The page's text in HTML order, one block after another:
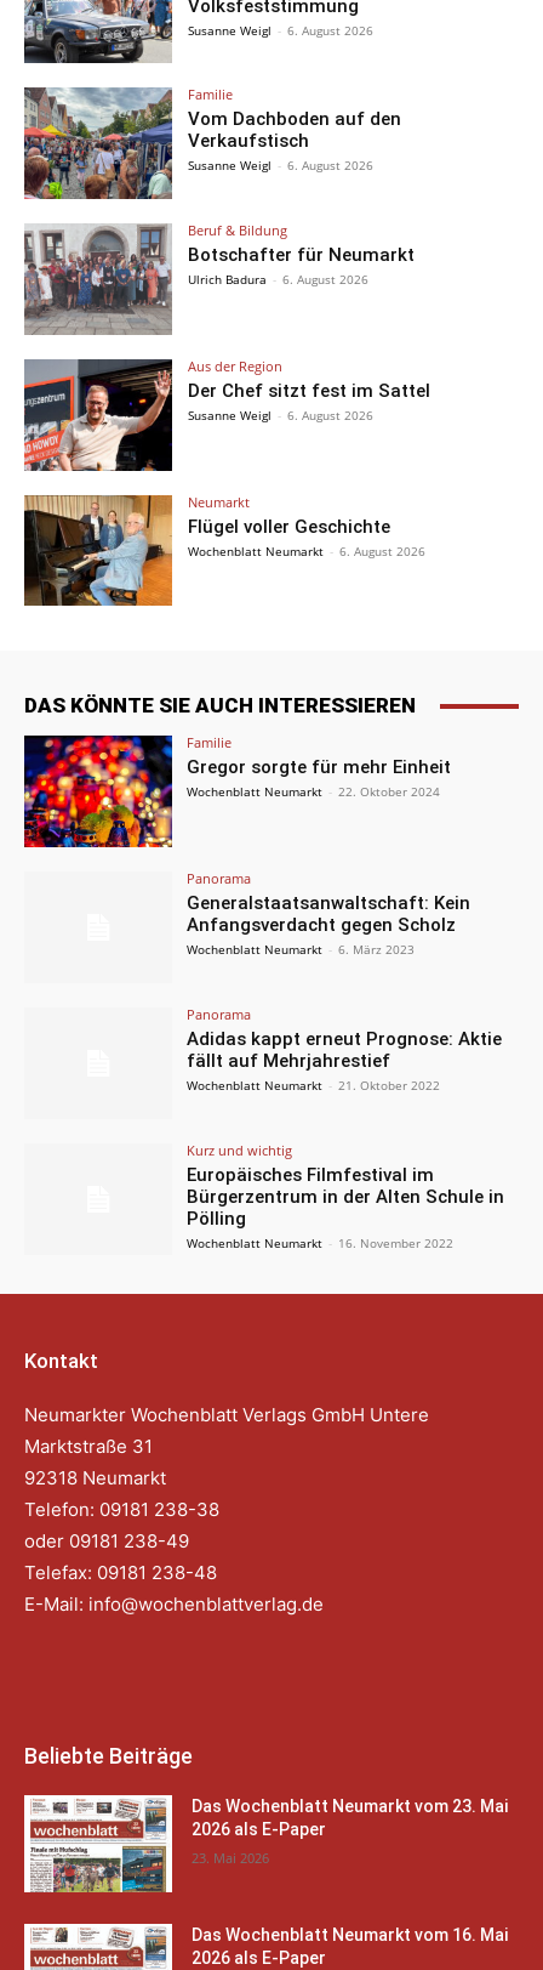
Volksfeststimmung
Susanne Weigl - 6. August 2026
Familie
Vom Dachboden auf den
Verkaufstisch
Susanne Weigl - 6. August 2026
Beruf & Bildung
Botschafter für Neumarkt
Ulrich Badura - 6. August 2026
Aus der Region
Der Chef sitzt fest im Sattel
Susanne Weigl - 6. August 2026
Neumarkt
Flügel voller Geschichte
Wochenblatt Neumarkt - 6. August 2026
DAS KÖNNTE SIE AUCH INTERESSIEREN
Familie
Gregor sorgte für mehr Einheit
Wochenblatt Neumarkt - 22. Oktober 2024
Panorama
Generalstaatsanwaltschaft: Kein
Anfangsverdacht gegen Scholz
Wochenblatt Neumarkt - 6. März 2023
Panorama
Adidas kappt erneut Prognose: Aktie
fällt auf Mehrjahrestief
Wochenblatt Neumarkt - 21. Oktober 2022
Kurz und wichtig
Europäisches Filmfestival im
Bürgerzentrum in der Alten Schule in
Pölling
Wochenblatt Neumarkt - 16. November 2022
Kontakt
Neumarkter Wochenblatt Verlags GmbH Untere
Marktstraße 31
92318 Neumarkt
Telefon: 09181 238-38
oder 09181 238-49
Telefax: 09181 238-48
E-Mail: info@wochenblattverlag.de
Beliebte Beiträge
Das Wochenblatt Neumarkt vom 23. Mai
2026 als E-Paper
23. Mai 2026
Das Wochenblatt Neumarkt vom 16. Mai
2026 als E-Paper